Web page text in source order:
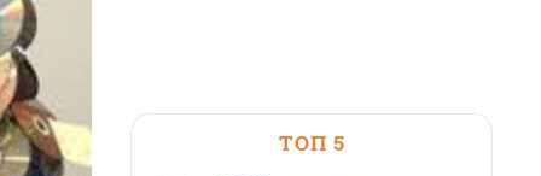
ТОП 5